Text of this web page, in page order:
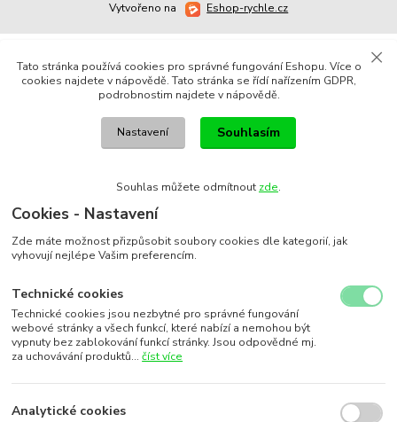
Vytvořeno na Eshop-rychle.cz
Tato stránka používá cookies pro správné fungování Eshopu. Více o
cookies najdete v nápovědě. Tato stránka se řídí nařízením GDPR,
podrobnostim najdete v nápovědě.
Nastavení Souhlasím
Souhlas můžete odmítnout zde.
Cookies - Nastavení
Zde máte možnost přizpůsobit soubory cookies dle kategorií, jak
vyhovují nejlépe Vašim preferencím.
Technické cookies
Technické cookies jsou nezbytné pro správné fungování
webové stránky a všech funkcí, které nabízí a nemohou být
vypnuty bez zablokování funkcí stránky. Jsou odpovědné mj.
za uchovávání produktů...číst více
Analytické cookies